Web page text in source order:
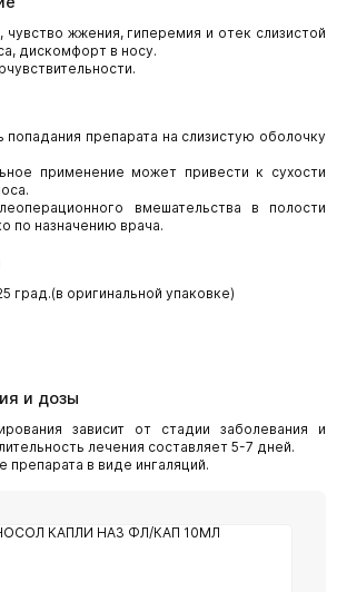
чувство жжения, гиперемия и отек слизистой
дискомфорт в носу.
попадания препарата на слизистую оболочку
применение может привести к сухости
вмешательства в полости
по назначению врача.
град.(в оригинальной упаковке)
и дозы
зависит от стадии заболевания и
лечения составляет 5-7 дней.
в виде ингаляций.